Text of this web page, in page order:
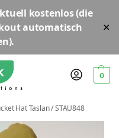
kostenlos(die
automatisch
✕
0
Hat Taslan / STAU848